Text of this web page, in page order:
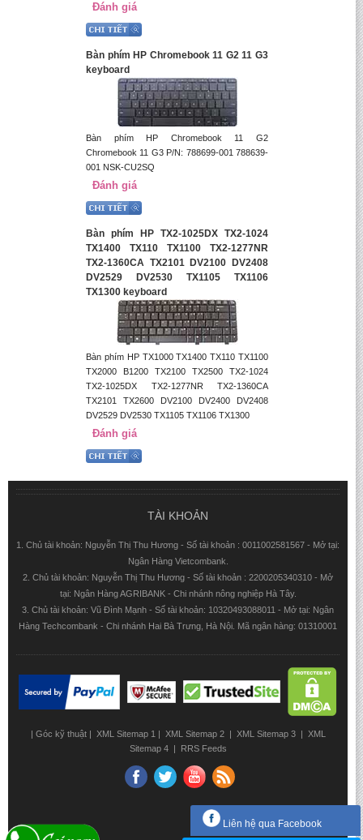
Đánh giá
Bàn phím HP Chromebook 11 G2 11 G3
keyboard
Bàn phím HP Chromebook 11 G2
Chromebook 11 G3 P/N: 788699-001 788639-
001 NSK-CU2SQ
Đánh giá
Bàn phím HP TX2-1025DX TX2-1024
TX1400 TX110 TX1100 TX2-1277NR
TX2-1360CA TX2101 DV2100 DV2408
DV2529 DV2530 TX1105 TX1106
TX1300 keyboard
Bàn phím HP TX1000 TX1400 TX110 TX1100
TX2000 B1200 TX2100 TX2500 TX2-1024
TX2-1025DX TX2-1277NR TX2-1360CA
TX2101 TX2600 DV2100 DV2400 DV2408
DV2529 DV2530 TX1105 TX1106 TX1300
Đánh giá
TÀI KHOẢN
1. Chủ tài khoản: Nguyễn Thị Thu Hương - Số tài khoản : 0011002581567 - Mở tại:
Ngân Hàng Vietcombank.
2. Chủ tài khoản: Nguyễn Thị Thu Hương - Số tài khoản : 2200205340310 - Mở
tại: Ngân Hàng AGRIBANK - Chi nhánh nông nghiệp Hà Tây.
3. Chủ tài khoản: Vũ Đình Mạnh - Số tài khoản: 10320493088011 - Mở tại: Ngân
Hàng Techcombank - Chi nhánh Hai Bà Trưng, Hà Nội. Mã ngân hàng: 01310001
Góc kỹ thuật| XML Sitemap 1 XML Sitemap 2 XML Sitemap 3
XML
Sitemap 4
RRS Feeds
Liên hệ qua Facebook